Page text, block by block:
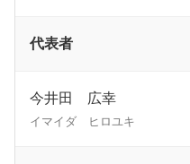
代表者
今井田 広幸
イマイダ ヒロユキ